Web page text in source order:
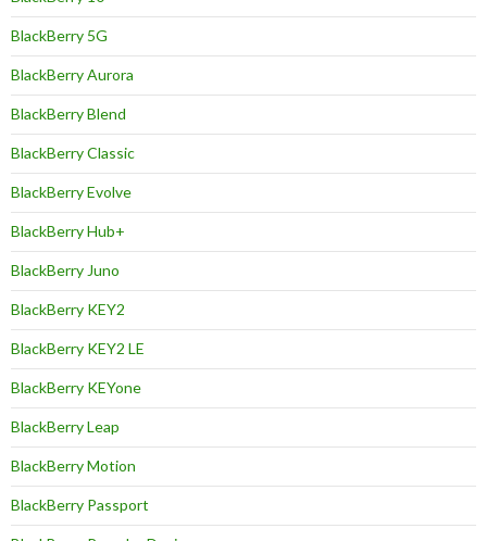
BlackBerry 5G
BlackBerry Aurora
BlackBerry Blend
BlackBerry Classic
BlackBerry Evolve
BlackBerry Hub+
BlackBerry Juno
BlackBerry KEY2
BlackBerry KEY2 LE
BlackBerry KEYone
BlackBerry Leap
BlackBerry Motion
BlackBerry Passport